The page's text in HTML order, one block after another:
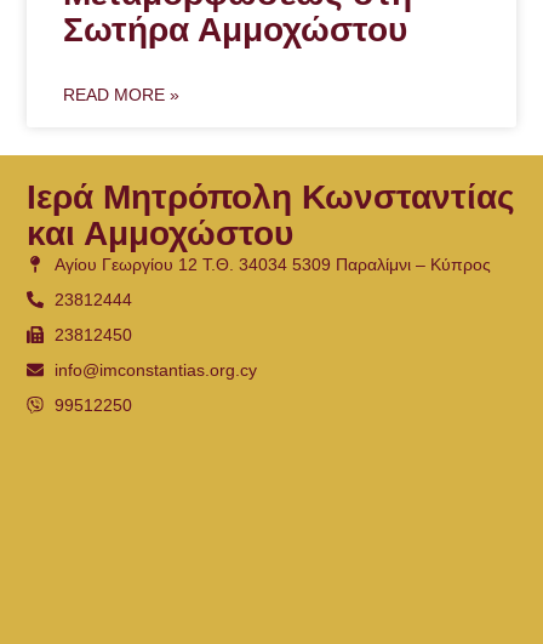
Σωτήρα Αμμοχώστου
READ MORE »
Ιερά Μητρόπολη Κωνσταντίας
και Αμμοχώστου
Αγίου Γεωργίου 12 Τ.Θ. 34034 5309 Παραλίμνι – Κύπρος
23812444
23812450
info@imconstantias.org.cy
99512250